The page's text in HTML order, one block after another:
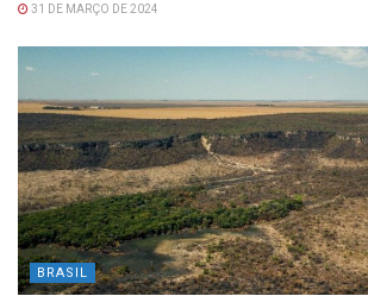
31 DE MARÇO DE 2024
BRASIL